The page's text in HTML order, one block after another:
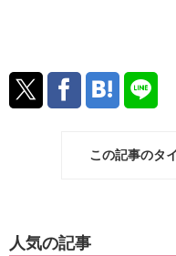
この記事のタ
人気の記事